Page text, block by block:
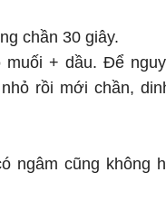
chần 30 giây.
+ dầu. Để
rồi mới chần,
ngâm cũng không